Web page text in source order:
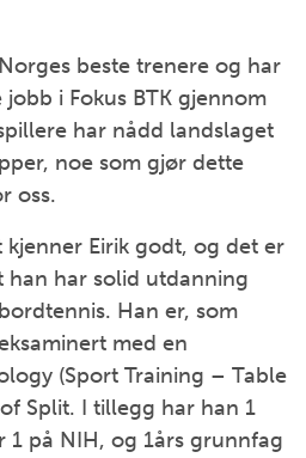
beste trenere og har
i Fokus BTK gjennom
har nådd landslaget
noe som gjør dette
oss.
Eirik godt, og det er
han har solid utdanning
Han er, som
med en
(Sport Training – Table
Split. I tillegg har han 1
1 på NIH, og 1års grunnfag